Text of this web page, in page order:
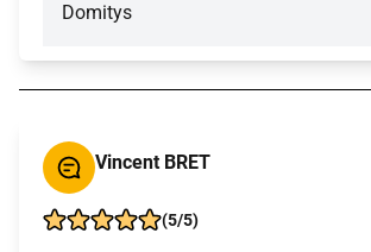
Domitys
Vincent BRET
(5/5)